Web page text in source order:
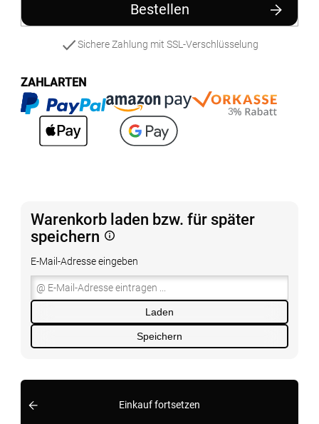
Warenkorb laden bzw. für später
speichern
E-Mail-Adresse eingeben
Laden
Speichern
Einkauf fortsetzen
Bestellen
Sichere Zahlung mit SSL-Verschlüsselung
ZAHLARTEN